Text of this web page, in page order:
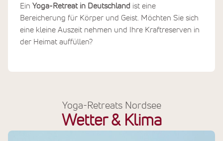
Ein Yoga-Retreat in Deutschland ist eine
Bereicherung für Körper und Geist. Möchten Sie sich
eine kleine Auszeit nehmen und Ihre Kraftreserven in
der Heimat auffüllen?
Yoga-Retreats Nordsee
Wetter & Klima